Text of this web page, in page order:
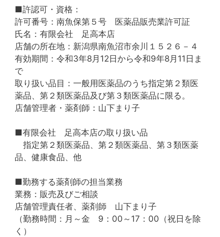
■許認可・資格：
許可番号：南魚保第５号 医薬品販売業許可証
氏名：有限会社 足高本店
店舗の所在地：新潟県南魚沼市余川１５２６－４
有効期間：令和3年8月12日から令和9年8月11日ま
で
取り扱い品目：一般用医薬品のうち指定第２類医
薬品、第２類医薬品及び第３類医薬品に限る。
店舗管理者・薬剤師：山下まり子
■有限会社 足高本店の取り扱い品
指定第２類医薬品、第２類医薬品、第３類医薬
品、健康食品、他
■勤務する薬剤師の担当業務
業務：販売及びご相談
店舗管理責任者、薬剤師 山下まり子
（勤務時間：月～金 9：00～17：00（祝日を除
く）